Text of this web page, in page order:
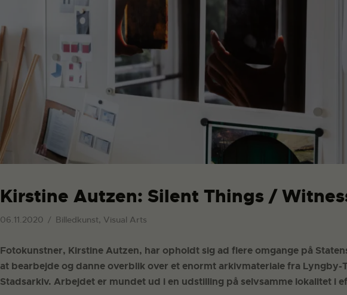
Kirstine Autzen: Silent Things /
06.11.2020 Billedkunst, Visual Arts
Fotokunstner, Kirstine Autzen, har opholdt sig ad flere omgange på
at bearbejde og danne overblik over et enormt arkivmateriale fra
Stadsarkiv. Arbejdet er mundet ud i en udstilling på selvsamme lokalitet i